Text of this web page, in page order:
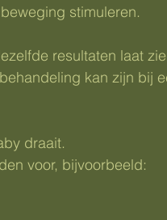
stimuleren.
resultaten laat
kan zijn bij
draait.
voor, bijvoorbeeld: